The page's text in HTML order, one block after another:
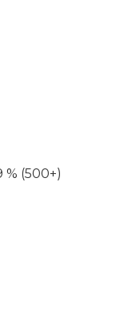
% (500+)